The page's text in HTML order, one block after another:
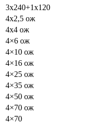
3х240+1х120
4х2,5 ож
4х4 ож
4×6 ож
4×10 ож
4×16 ож
4×25 ож
4×35 ож
4×50 ож
4×70 ож
4×70